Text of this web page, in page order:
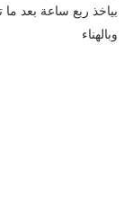
بياخذ ربع ساعة بعد
وبالهناء